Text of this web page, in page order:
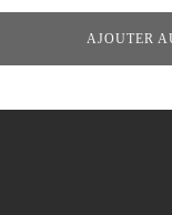
AJOUTER